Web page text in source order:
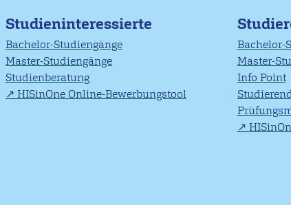
Studieninteressierte
Bachelor-Studiengänge
Master-Studiengänge
Studienberatung
HISinOne Online-Bewerbungstool
Bachelor-
Master-
Info Point